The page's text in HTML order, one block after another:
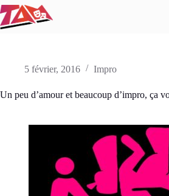
Passer
au
contenu
5 février, 2016 Impro
Un peu d’amour et beaucoup d’impro, ça